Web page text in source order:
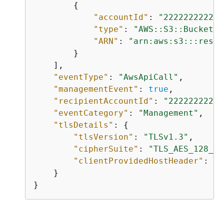
{
"accountId" :
"type" : "AWS::S3::Bucket"
"ARN" :
        }
    ],
"eventType" : "AwsApiCall" ,
"managementEvent" : true ,
"recipientAccountId" :
"eventCategory" : "Management" ,
"tlsDetails" : {
"tlsVersion" : "TLSv1.3" ,
"cipherSuite" :
"clientProvidedHostHeader" :
    }
}